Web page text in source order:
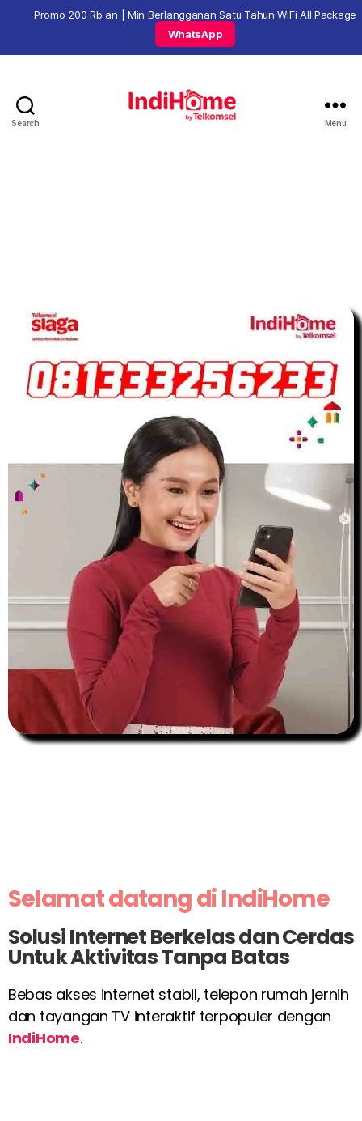
Search Menu
Selamat datang di IndiHome
Solusi Internet Berkelas dan Cerdas
Untuk Aktivitas Tanpa Batas
Bebas akses internet stabil, telepon rumah jernih
dan tayangan TV interaktif terpopuler dengan
IndiHome.
Promo 200 Rb an | Min Berlangganan Satu Tahun WiFi All Package
WhatsApp